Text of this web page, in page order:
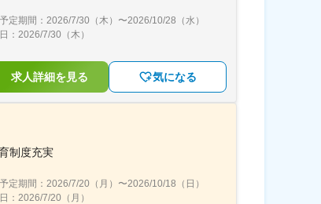
定期間： 2026/7/30（木） 〜2026/10/28（水）
： 2026/7/30（木）
求人詳細を見る 気になる
制度充実
定期間： 2026/7/20（月） 〜2026/10/18（日）
： 2026/7/20（月）